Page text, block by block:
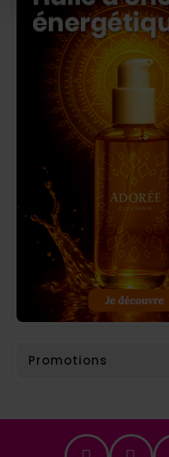
Promotions